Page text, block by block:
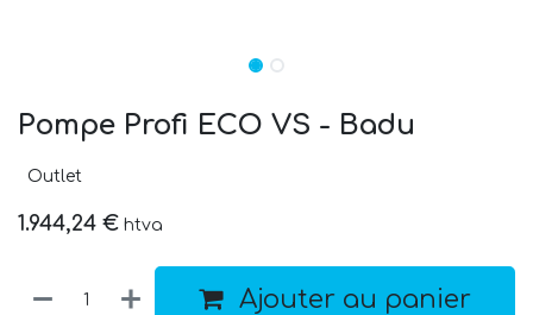
Pompe Profi ECO VS - Badu
Outlet
1.944,24 € htva
Ajouter au panier